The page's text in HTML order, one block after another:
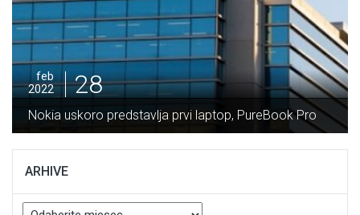
Pro
feb
28
Potpisan Ugovor za izgradnju dionice
Vranduk vrijedan 64 miliona maraka
ARHIVE
Arhive